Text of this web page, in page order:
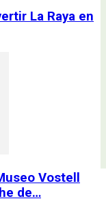
La Raya en
Vostell
de…